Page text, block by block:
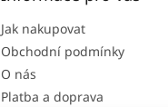
Jak nakupovat
Obchodní podmínky
O nás
Platba a doprava